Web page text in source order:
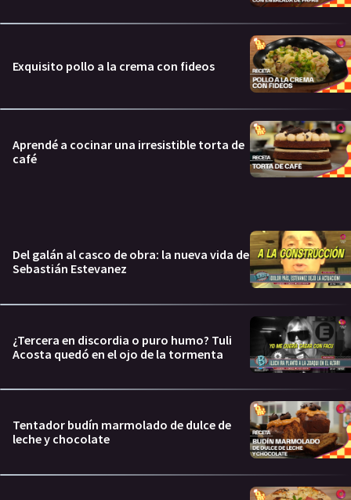
Exquisito pollo a la crema con fideos
Aprendé a cocinar una irresistible torta de
café
Del galán al casco de obra: la nueva vida de
Sebastián Estevanez
¿Tercera en discordia o puro humo? Tuli
Acosta quedó en el ojo de la tormenta
Tentador budín marmolado de dulce de
leche y chocolate